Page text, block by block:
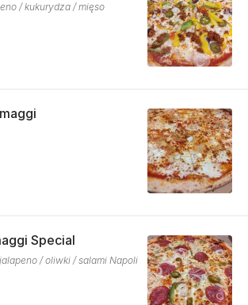
/ kukurydza / mięso
Special
/ oliwki / salami Napoli